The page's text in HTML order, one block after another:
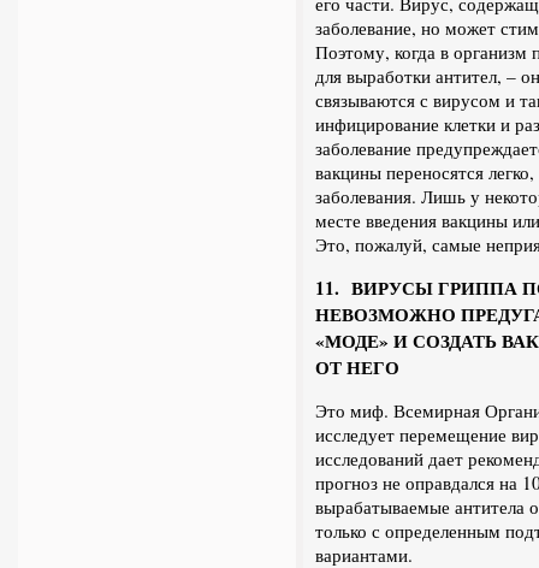
заболевание, но может
Поэтому, когда в организм
для выработки антител, –
связываются с вирусом и
инфицирование клетки и
заболевание
вакцины переносятся
заболевания. Лишь у
месте введения вакцины
Это, пожалуй, самые
11. ВИРУСЫ ГРИППА
НЕВОЗМОЖНО
«МОДЕ» И СОЗДАТЬ
ОТ НЕГО
Это миф. Всемирная
исследует перемещение
исследований дает
прогноз не оправдался на
вырабатываемые антитела
только с определенным
вариантами.